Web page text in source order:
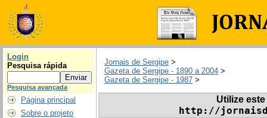
Login
Pesquisa rápida
Pesquisa avançada
Página principal
Sobre o projeto
Jornais de Sergipe >
Gazeta de Sergipe - 1890 a 2004 >
Gazeta de Sergipe - 1987 >
Utilize
http://